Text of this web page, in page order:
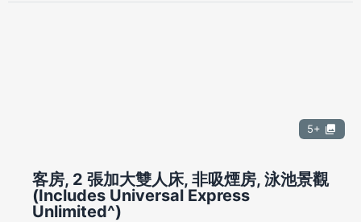
5+
客房, 2 張加大雙人床, 非吸煙房, 泳池景觀
(Includes Universal Express
Unlimited^)